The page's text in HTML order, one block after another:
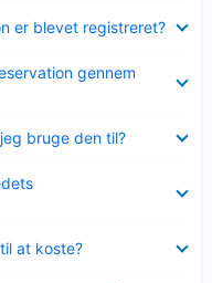
er blevet registreret?
gennem
bruge den til?
at koste?